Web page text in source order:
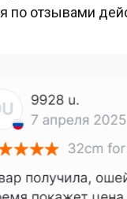
по отзывами